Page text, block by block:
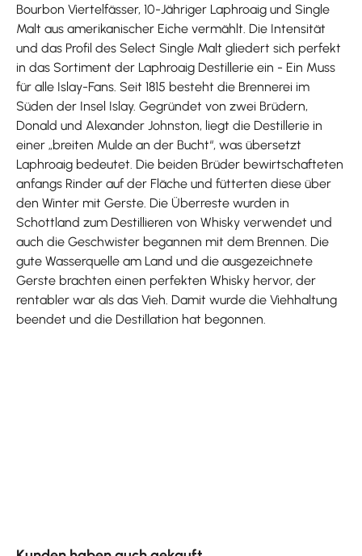
Bourbon Viertelfässer, 10-Jähriger Laphroaig und Single
Malt aus amerikanischer Eiche vermählt. Die Intensität
und das Profil des Select Single Malt gliedert sich perfekt
in das Sortiment der Laphroaig Destillerie ein - Ein Muss
für alle Islay-Fans. Seit 1815 besteht die Brennerei im
Süden der Insel Islay. Gegründet von zwei Brüdern,
Donald und Alexander Johnston, liegt die Destillerie in
einer „breiten Mulde an der Bucht“, was übersetzt
Laphroaig bedeutet. Die beiden Brüder bewirtschafteten
anfangs Rinder auf der Fläche und fütterten diese über
den Winter mit Gerste. Die Überreste wurden in
Schottland zum Destillieren von Whisky verwendet und
auch die Geschwister begannen mit dem Brennen. Die
gute Wasserquelle am Land und die ausgezeichnete
Gerste brachten einen perfekten Whisky hervor, der
rentabler war als das Vieh. Damit wurde die Viehhaltung
beendet und die Destillation hat begonnen.